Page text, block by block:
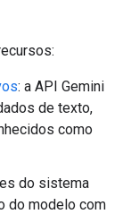
: a API Gemini
de texto,
como
do sistema
do modelo com